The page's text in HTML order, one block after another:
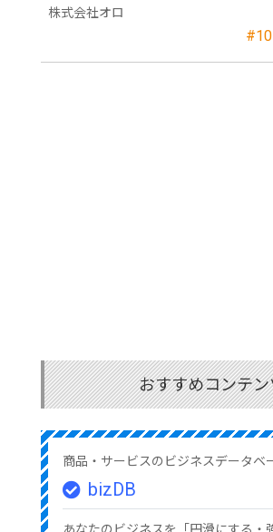
#10
ERP「ZAC」を採用
株式会社オロ
おすすめコンテン
商品・サービスのビジネスデータベ
bizDB